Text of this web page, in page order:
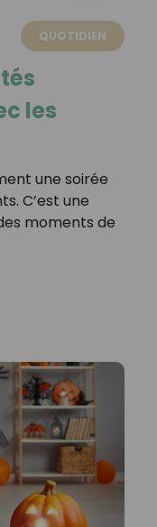
QUOTIDIEN
les
une soirée
C’est une
moments de